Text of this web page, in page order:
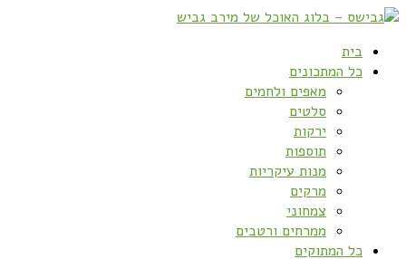
בית
כל המתכונים
מאפים ולחמים
סלטים
ירקות
תוספות
מנות עיקריות
מרקים
צמחוני
ממרחים ורטבים
כל המתוקים